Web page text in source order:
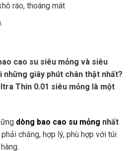
ráo, thoáng mát
cao su siêu mỏng và siêu
những giây phút chân thật nhất?
Thin 0.01 siêu mỏng là một
dòng bao cao su mỏng nhất
phải chăng, hợp lý, phù hợp với túi